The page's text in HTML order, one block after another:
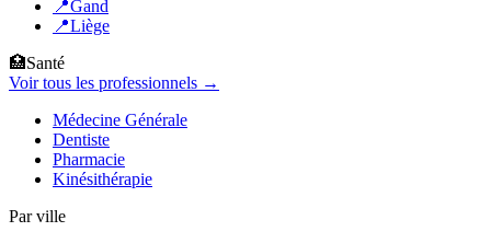
📍Gand
📍Liège
🏥Santé
Voir tous les professionnels →
Médecine Générale
Dentiste
Pharmacie
Kinésithérapie
Par ville